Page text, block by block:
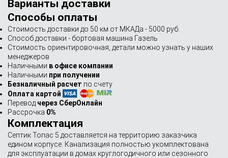
Варианты доставки
Способы оплаты
Стоимость доставки до 50 км от МКАДа - 5000 руб.
Способ доставки - бортовая машина Газель
Стоимость ориентировочная, детали можно узнать у наших
менеджеров
Наличными в офисе компании
Наличными при получении
Безналичный расчет по счету
Оплата картой
Перевод через СберОнлайн
Рассрочка 0%
Комплектация
Септик Топас 5 доставляется на территорию заказчика
едином корпусе. Канализация полностью укомплектована
для эксплуатации в домах круглогодичного или сезонного